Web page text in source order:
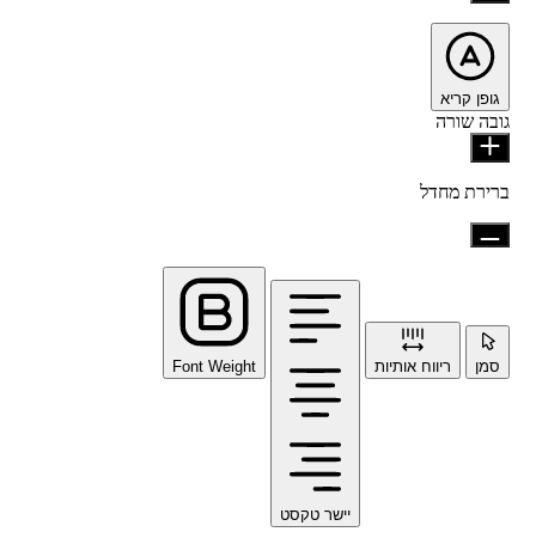
גופן קריא
גובה שורה
ברירת מחדל
סמן ריווח אותיות
יישר טקסט
Font Weight